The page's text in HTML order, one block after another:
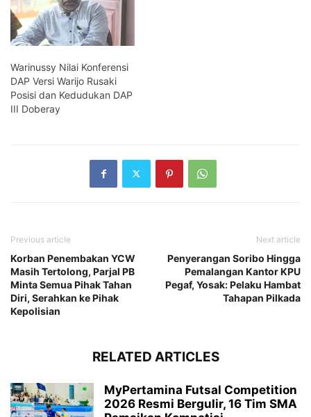
Warinussy Nilai Konferensi
DAP Versi Warijo Rusaki
Posisi dan Kedudukan DAP
III Doberay
Previous article
Korban Penembakan YCW
Masih Tertolong, Parjal PB
Minta Semua Pihak Tahan
Diri, Serahkan ke Pihak
Kepolisian
Next article
Penyerangan Soribo Hingga
Pemalangan Kantor KPU
Pegaf, Yosak: Pelaku Hambat
Tahapan Pilkada
RELATED ARTICLES
MyPertamina Futsal Competition
2026 Resmi Bergulir, 16 Tim SMA